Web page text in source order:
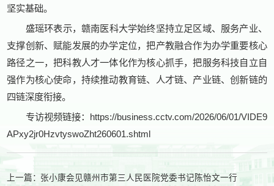
坚实基础。
盛瑶环表示，赣南医科大学始终坚持立足区域、服务产业、
支撑创新、赋能发展的办学定位，把产教融合作为办学重要核心
路径之一，把科教人才一体化作为核心抓手，把服务科技自立自
强作为核心使命，持续推动教育链、人才链、产业链、创新链的
四链深度衔接。
专访视频链接： https://business.cctv.com/2026/06/01/VIDE9
APxy2jr0HzvtyswoZht260601.shtml
上一篇：张小康会见赣州市第三人民医院党委书记陈怡文一行